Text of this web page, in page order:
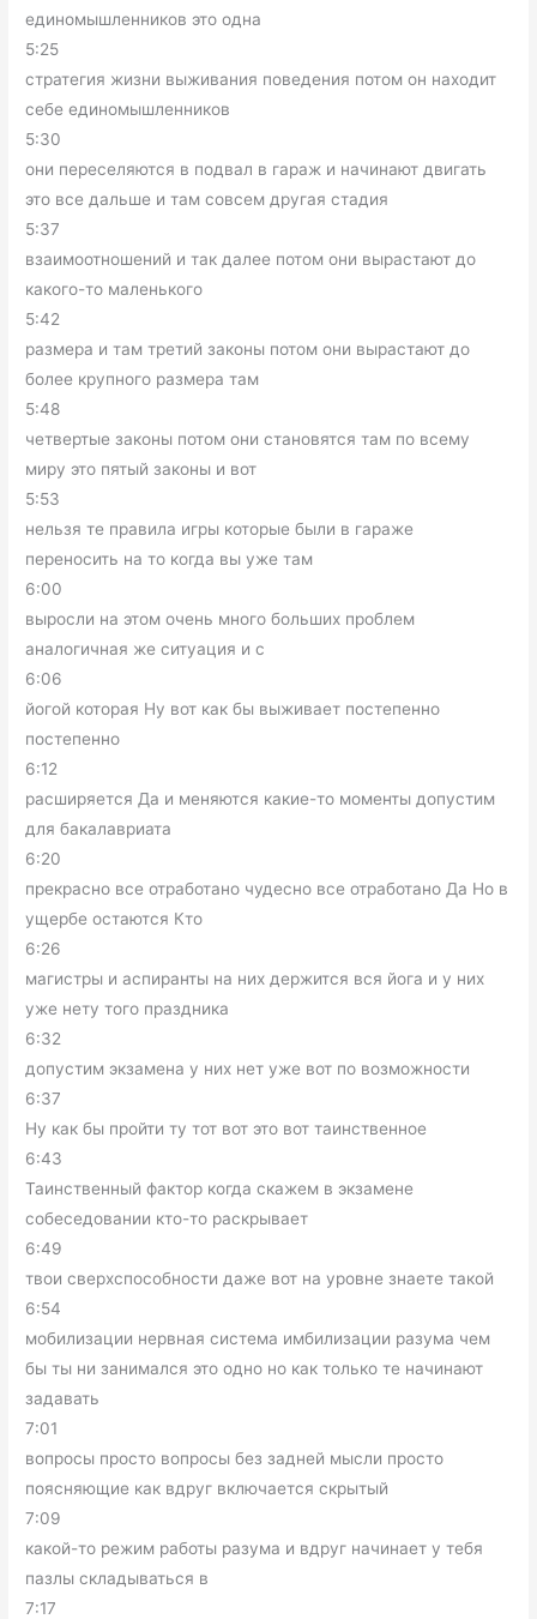
единомышленников это одна
5:25
стратегия жизни выживания поведения потом он находит
себе единомышленников
5:30
они переселяются в подвал в гараж и начинают двигать
это все дальше и там совсем другая стадия
5:37
взаимоотношений и так далее потом они вырастают до
какого-то маленького
5:42
размера и там третий законы потом они вырастают до
более крупного размера там
5:48
четвертые законы потом они становятся там по всему
миру это пятый законы и вот
5:53
нельзя те правила игры которые были в гараже
переносить на то когда вы уже там
6:00
выросли на этом очень много больших проблем
аналогичная же ситуация и с
6:06
йогой которая Ну вот как бы выживает постепенно
постепенно
6:12
расширяется Да и меняются какие-то моменты допустим
для бакалавриата
6:20
прекрасно все отработано чудесно все отработано Да Но в
ущербе остаются Кто
6:26
магистры и аспиранты на них держится вся йога и у них
уже нету того праздника
6:32
допустим экзамена у них нет уже вот по возможности
6:37
Ну как бы пройти ту тот вот это вот таинственное
6:43
Таинственный фактор когда скажем в экзамене
собеседовании кто-то раскрывает
6:49
твои сверхспособности даже вот на уровне знаете такой
6:54
мобилизации нервная система имбилизации разума чем
бы ты ни занимался это одно но как только те начинают
задавать
7:01
вопросы просто вопросы без задней мысли просто
поясняющие как вдруг включается скрытый
7:09
какой-то режим работы разума и вдруг начинает у тебя
пазлы складываться в
7:17